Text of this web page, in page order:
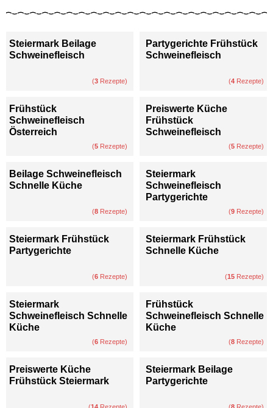
Steiermark Beilage
Schweinefleisch
(3 Rezepte)
Partygerichte Frühstück
Schweinefleisch
(4 Rezepte)
Frühstück
Schweinefleisch
Österreich
(5 Rezepte)
Preiswerte Küche
Frühstück
Schweinefleisch
(5 Rezepte)
Beilage Schweinefleisch
Schnelle Küche
(8 Rezepte)
Steiermark
Schweinefleisch
Partygerichte
(9 Rezepte)
Steiermark Frühstück
Partygerichte
(6 Rezepte)
Steiermark Frühstück
Schnelle Küche
(15 Rezepte)
Steiermark
Schweinefleisch Schnelle
Küche
(6 Rezepte)
Frühstück
Schweinefleisch Schnelle
Küche
(8 Rezepte)
Preiswerte Küche
Frühstück Steiermark
Steiermark Beilage
Partygerichte